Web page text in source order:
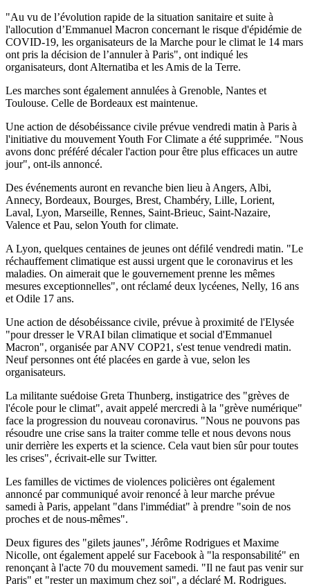
"Au vu de l’évolution rapide de la situation sanitaire et suite à
l'allocution d’Emmanuel Macron concernant le risque d'épidémie de
COVID-19, les organisateurs de la Marche pour le climat le 14 mars
ont pris la décision de l’annuler à Paris", ont indiqué les
organisateurs, dont Alternatiba et les Amis de la Terre.
Les marches sont également annulées à Grenoble, Nantes et
Toulouse. Celle de Bordeaux est maintenue.
Une action de désobéissance civile prévue vendredi matin à Paris à
l'initiative du mouvement Youth For Climate a été supprimée. "Nous
avons donc préféré décaler l'action pour être plus efficaces un autre
jour", ont-ils annoncé.
Des événements auront en revanche bien lieu à Angers, Albi,
Annecy, Bordeaux, Bourges, Brest, Chambéry, Lille, Lorient,
Laval, Lyon, Marseille, Rennes, Saint-Brieuc, Saint-Nazaire,
Valence et Pau, selon Youth for climate.
A Lyon, quelques centaines de jeunes ont défilé vendredi matin. "Le
réchauffement climatique est aussi urgent que le coronavirus et les
maladies. On aimerait que le gouvernement prenne les mêmes
mesures exceptionnelles", ont réclamé deux lycéenes, Nelly, 16 ans
et Odile 17 ans.
Une action de désobéissance civile, prévue à proximité de l'Elysée
"pour dresser le VRAI bilan climatique et social d'Emmanuel
Macron", organisée par ANV COP21, s'est tenue vendredi matin.
Neuf personnes ont été placées en garde à vue, selon les
organisateurs.
La militante suédoise Greta Thunberg, instigatrice des "grèves de
l'école pour le climat", avait appelé mercredi à la "grève numérique"
face la progression du nouveau coronavirus. "Nous ne pouvons pas
résoudre une crise sans la traiter comme telle et nous devons nous
unir derrière les experts et la science. Cela vaut bien sûr pour toutes
les crises", écrivait-elle sur Twitter.
Les familles de victimes de violences policières ont également
annoncé par communiqué avoir renoncé à leur marche prévue
samedi à Paris, appelant "dans l'immédiat" à prendre "soin de nos
proches et de nous-mêmes".
Deux figures des "gilets jaunes", Jérôme Rodrigues et Maxime
Nicolle, ont également appelé sur Facebook à "la responsabilité" en
renonçant à l'acte 70 du mouvement samedi. "Il ne faut pas venir sur
Paris" et "rester un maximum chez soi", a déclaré M. Rodrigues.